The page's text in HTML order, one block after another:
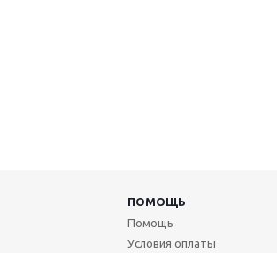
ПОМОЩЬ
Помощь
Условия оплаты